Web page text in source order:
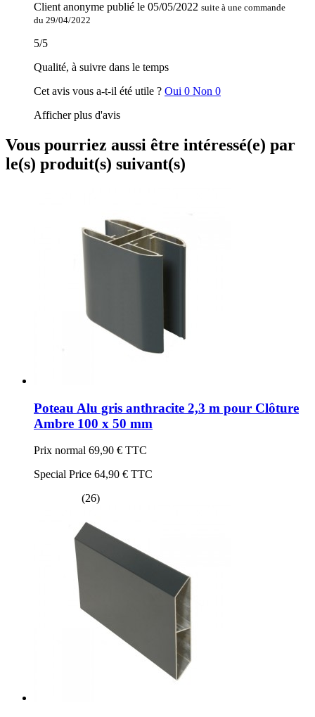
Client anonyme publié le 05/05/2022 suite à une commande
du 29/04/2022
5/5
Qualité, à suivre dans le temps
Cet avis vous a-t-il été utile ? Oui 0 Non 0
Afficher plus d'avis
Vous pourriez aussi être intéressé(e) par
le(s) produit(s) suivant(s)
Poteau Alu gris anthracite 2,3 m pour Clôture
Ambre 100 x 50 mm
Prix normal 69,90 € TTC
Special Price 64,90 € TTC
(26)